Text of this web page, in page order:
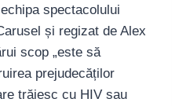
spectacolului
și regizat de Alex
scop „este să
prejudecăților
trăiesc cu HIV sau